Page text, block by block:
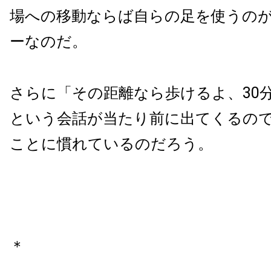
場への移動ならば自らの足を使うの
ーなのだ。
さらに「その距離なら歩けるよ、30
という会話が当たり前に出てくるの
ことに慣れているのだろう。
＊